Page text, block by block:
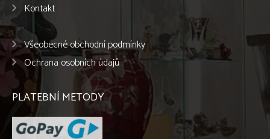
Kontakt
Všeobecné obchodní podmínky
Ochrana osobních údajů
PLATEBNÍ METODY